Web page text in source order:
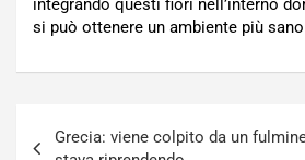
si può ottenere un ambiente più
Grecia: viene colpito da un